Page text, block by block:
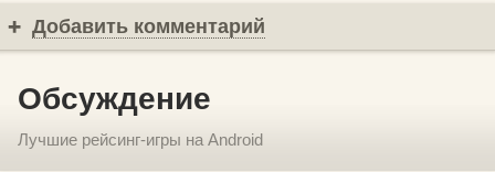
Добавить комментарий
Обсуждение
Лучшие рейсинг-игры на Android